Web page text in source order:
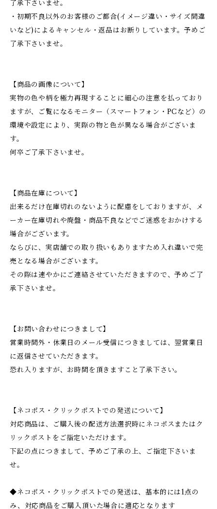
了承下さいませ。
・初期不良以外のお客様のご都合(イメージ違い・サイズ間違
いなど)によるキャンセル・返品はお断りしています。予めご
了承下さいませ。
【商品の画像について】
実物の色や柄を極力再現することに細心の注意を払っており
ますが、ご覧になるモニター（スマートフォン・PCなど）の
環境や設定により、実際の物と色が異なる場合がございま
す。
何卒ご了承下さいませ。
【商品在庫について】
出来るだけ在庫切れのないように配慮をしておりますが、メ
ーカー在庫切れや廃盤・商品不良などでご迷惑をおかけする
場合がございます。
ならびに、実店舗での取り扱いもありますため入れ違いで完
売となる場合がございます。
その際は速やかにご連絡させていただきますので、予めご了
承下さいませ。
【お問い合わせにつきまして】
営業時間外・休業日のメール受信につきましては、翌営業日
に返信させていただきます。
恐れ入りますが、お時間を頂きますこと了承下さい。
【ネコポス・クリックポストでの発送について】
対応商品は、ご購入後の配送方法選択時にネコポスまたはク
リックポストをご指定いただけます。
下記の点につきまして、予めご了承の上、ご指定下さいま
せ。
◆ネコポス・クリックポストでの発送は、基本的には1点の
み、対応商品をご購入頂いた場合に適応となります